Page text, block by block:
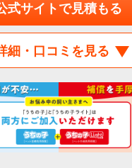
式サイトで見積もる
細・口コミを見る